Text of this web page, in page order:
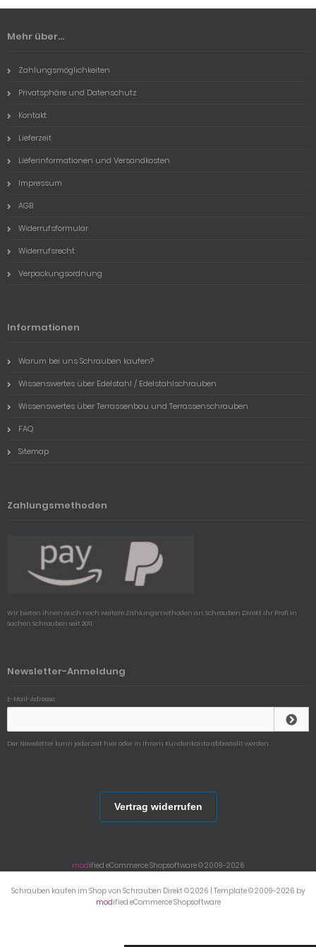
Mehr über...
Zahlungsmöglichkeiten
Privatsphäre und Datenschutz
Kontakt
Lieferzeit
Lieferinformationen und Versandkosten
Impressum
AGB
Widerrufsformular
Widerrufsrecht
Verpackungsordnung
Informationen
Warum bei uns Schrauben kaufen?
Wissenswertes über Edelstahl / Edelstahlschrauben
Wissenswertes über Terrassenbau und Terrassenschrauben
FAQ
Sitemap
Zahlungsmethoden
Wir bieten ihnen auch noch weitere Zahlungsmethoden an, Schrauben Direkt ihr Profi in
Sachen Schrauben seit 2011
Newsletter-Anmeldung
E-Mail-Adresse:
Der Newsletter kann jederzeit hier oder in Ihrem Kundenkonto abbestellt werden.
Vertrag widerrufen
Schrauben kaufen im Shop von Schrauben Direkt © 2026 | Template © 2009-2026 by
modified eCommerce Shopsoftware
modified eCommerce Shopsoftware © 2009-2026